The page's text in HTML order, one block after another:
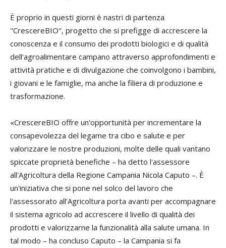
È proprio in questi giorni è nastri di partenza
"CrescereBIO", progetto che si prefigge di accrescere la
conoscenza e il consumo dei prodotti biologici e di qualità
dell'agroalimentare campano attraverso approfondimenti e
attività pratiche e di divulgazione che coinvolgono i bambini,
i giovani e le famiglie, ma anche la filiera di produzione e
trasformazione.
«CrescereBIO offre un'opportunità per incrementare la
consapevolezza del legame tra cibo e salute e per
valorizzare le nostre produzioni, molte delle quali vantano
spiccate proprietà benefiche – ha detto l'assessore
all'Agricoltura della Regione Campania Nicola Caputo –. È
un'iniziativa che si pone nel solco del lavoro che
l'assessorato all'Agricoltura porta avanti per accompagnare
il sistema agricolo ad accrescere il livello di qualità dei
prodotti e valorizzarne la funzionalità alla salute umana. In
tal modo – ha concluso Caputo – la Campania si fa